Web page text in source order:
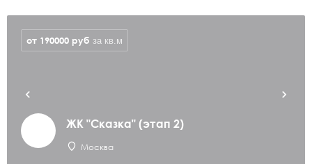
ЖК "Сказка" (этап 2)
Москва
от 190000 руб за кв.м